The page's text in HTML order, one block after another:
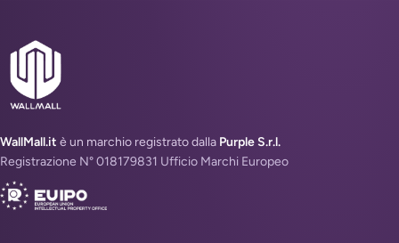
WallMall.it è un marchio registrato dalla Purple S.r.l.
Registrazione N° 018179831 Ufficio Marchi Europeo